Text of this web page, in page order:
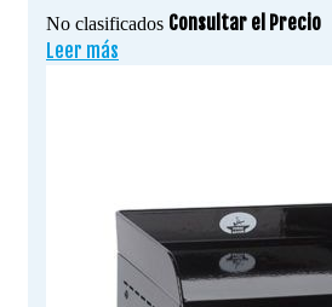
No clasificados Consultar el Precio
Leer más